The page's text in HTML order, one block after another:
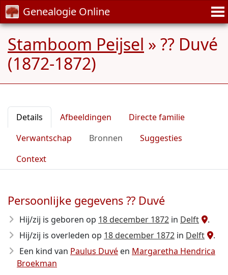
Genealogie Online
Stamboom Peijsel » ?? Duvé
(1872-1872)
Details Afbeeldingen
Directe familie
Verwantschap
Bronnen
Suggesties
Context
Persoonlijke gegevens ?? Duvé
Hij/zij is geboren op 18 december 1872 in Delft
.
Hij/zij is overleden op 18 december 1872 in Delft
.
Een kind van Paulus Duvé en Margaretha Hendrica
Broekman